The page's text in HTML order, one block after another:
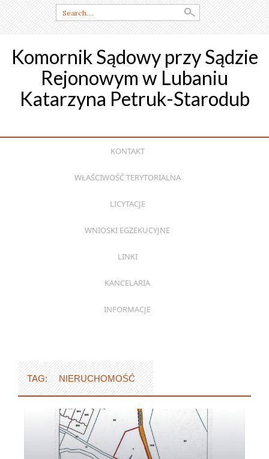
Search
for:
Komornik Sądowy przy Sądzie
Rejonowym w Lubaniu
Katarzyna Petruk-Starodub
KONTAKT
WŁAŚCIWOŚĆ TERYTORIALNA
LICYTACJE
WNIOSKI EGZEKUCYJNE
LINKI
KANCELARIA
INFORMACJE
TAG: NIERUCHOMOŚĆ